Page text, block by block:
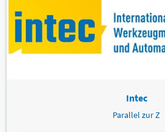
Intec
Parallel zur Z